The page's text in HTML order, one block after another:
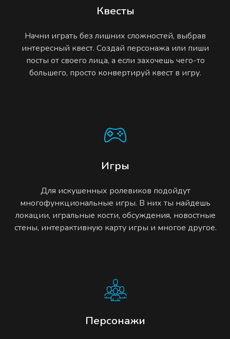
Квесты
Начни играть без лишних сложностей, выбрав
интересный квест. Создай персонажа или пиши
посты от своего лица, а если захочешь чего-то
большего, просто конвертируй квест в игру.
Игры
Для искушенных ролевиков подойдут
многофункциональные игры. В них ты найдешь
локации, игральные кости, обсуждения, новостные
стены, интерактивную карту игры и многое другое.
Персонажи